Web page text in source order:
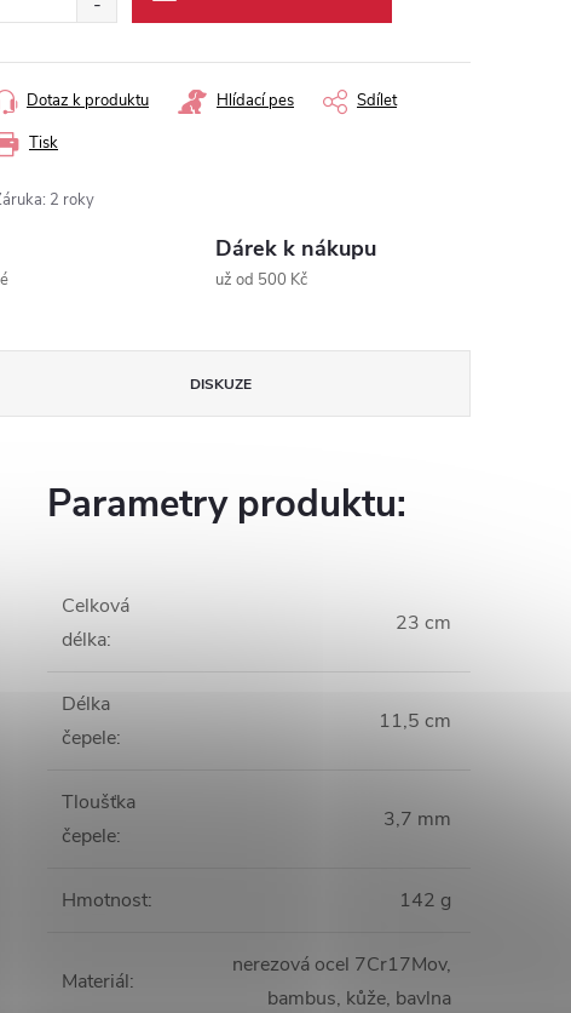
Tisk
Dotaz k produktu Hlídací pes Sdílet
: 2 roky
Dárek k nákupu
už od 500 Kč
DISKUZE
Parametry produktu:
Celková
délka:
23 cm
Délka
čepele:
11,5 cm
Tloušťka
čepele:
3,7 mm
Hmotnost: 142 g
Materiál:
nerezová ocel 7Cr17Mov,
bambus, kůže, bavlna